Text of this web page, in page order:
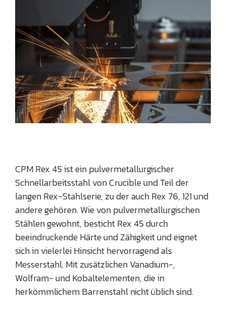
CPM Rex 45 ist ein pulvermetallurgischer
Schnellarbeitsstahl von Crucible und Teil der
langen Rex-Stahlserie, zu der auch Rex 76, 121 und
andere gehören. Wie von pulvermetallurgischen
Stählen gewohnt, besticht Rex 45 durch
beeindruckende Härte und Zähigkeit und eignet
sich in vielerlei Hinsicht hervorragend als
Messerstahl. Mit zusätzlichen Vanadium-,
Wolfram- und Kobaltelementen, die in
herkömmlichem Barrenstahl nicht üblich sind.